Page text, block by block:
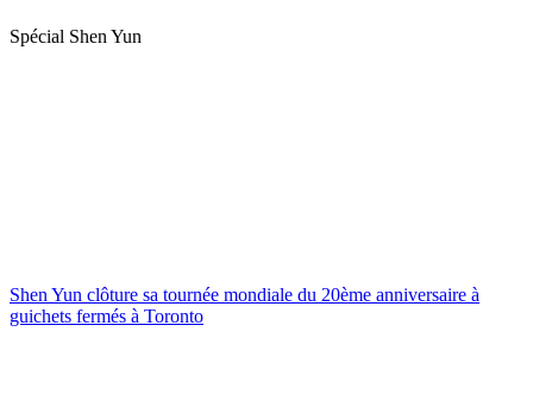
Spécial Shen Yun
Shen Yun clôture sa tournée mondiale du 20ème anniversaire à
guichets fermés à Toronto